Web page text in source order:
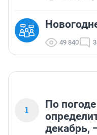
49 840
1
По
декабрь,